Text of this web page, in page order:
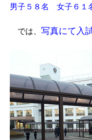
男子５８名 女子６１
では、 写真にて入